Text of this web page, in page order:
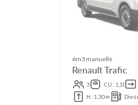
6m3 manuelle
Renault Trafic
3 CU : 1,1t
H : 1,30 m